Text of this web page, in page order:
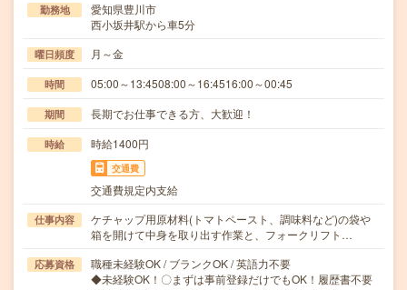
勤務地
愛知県豊川市
西小坂井駅から車5分
曜日頻度 月～金
時間 05:00～13:4508:00～16:4516:00～00:45
期間 長期でお仕事できる方、大歓迎！
時給 時給1400円
交通費
交通費規定内支給
仕事内容
ケチャップ用原材料(トマトペースト、調味料など)の袋や
箱を開けて中身を取り出す作業と、フォークリフト…
応募資格
職種未経験OK / ブランクOK / 英語力不要
◆未経験OK！〇まずは事前登録だけでもOK！履歴書不要